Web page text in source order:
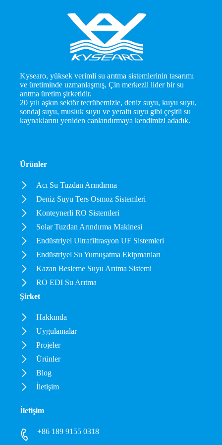
Kysearo, yüksek verimli su arıtma sistemlerinin tasarımı
ve üretiminde uzmanlaşmış, Çin merkezli lider bir su
arıtma üretim şirketidir.
20 yılı aşkın sektör tecrübemizle, deniz suyu, kuyu suyu,
sondaj suyu, musluk suyu ve yeraltı suyu gibi çeşitli su
kaynaklarını yeniden canlandırmaya kendimizi adadık.
Ürünler
Acı Su Tuzdan Arındırma
Deniz Suyu Ters Osmoz Sistemleri
Konteynerli RO Sistemleri
Solar Tuzdan Arındırma Makinesi
Endüstriyel Ultrafiltrasyon UF Sistemleri
Endüstriyel Su Yumuşatma Ekipmanları
Kazan Besleme Suyu Arıtma Sistemi
RO EDI Su Arıtma
Şirket
Hakkında
Uygulamalar
Projeler
Ürünler
Blog
İletişim
İletişim
+86 189 9155 0318